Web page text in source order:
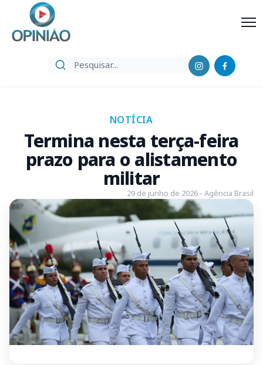
NOTÍCIA
Termina nesta terça-feira
prazo para o alistamento
militar
29 de junho de 2026 - Agência Brasil